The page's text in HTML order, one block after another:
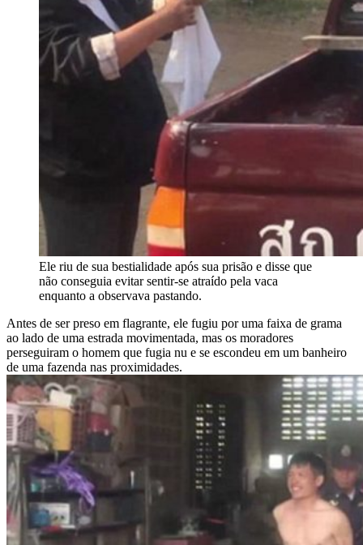
Ele riu de sua bestialidade após sua prisão e disse que
não conseguia evitar sentir-se atraído pela vaca
enquanto a observava pastando.
Antes de ser preso em flagrante, ele fugiu por uma faixa de grama
ao lado de uma estrada movimentada, mas os moradores
perseguiram o homem que fugia nu e se escondeu em um banheiro
de uma fazenda nas proximidades.